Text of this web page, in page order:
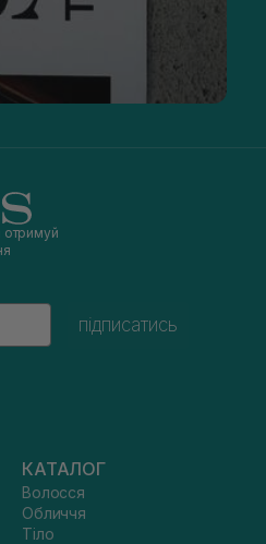
отримуй
підписатись
КАТАЛОГ
Волосся
Обличчя
Тіло